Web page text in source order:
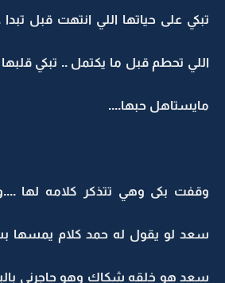
تبكي على حياتها اللي انتهت قبل
اللي تحطم قبل ما يكتمل .. تبكي
مايستاهل حبها....
وقفت بكى وهي تتذكر كلامه لها
سعد لو يقول له حمد كلام يمسها
سعد هو خلقه شكاك وهو حاجرني